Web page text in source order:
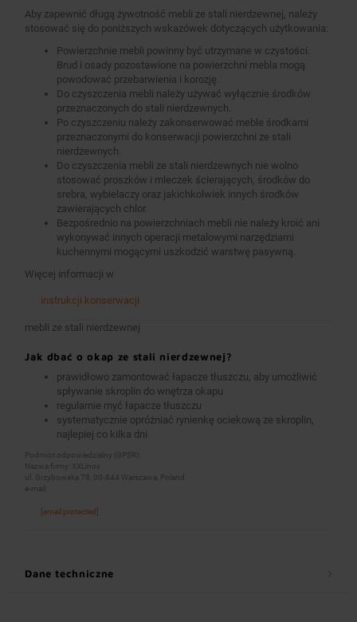
Aby zapewnić długą żywotność mebli ze stali nierdzewnej, należy
stosować się do poniższych wskazówek dotyczących użytkowania:
Powierzchnie mebli powinny być utrzymane w czystości.
Brud i osady pozostawione na powierzchni mebla mogą
powodować przebarwienia i korozję.
Do czyszczenia mebli należy używać wyłącznie środków
przeznaczonych do stali nierdzewnych.
Po czyszczeniu należy zakonserwować meble środkami
przeznaczonymi do konserwacji powierzchni ze stali
nierdzewnych.
Do czyszczenia mebli ze stali nierdzewnych nie wolno
stosować proszków i mleczek ścierających, środków do
srebra, wybielaczy oraz jakichkolwiek innych środków
zawierających chlor.
Bezpośrednio na powierzchniach mebli nie należy kroić ani
wykonywać innych operacji metalowymi narzędziami
kuchennymi mogącymi uszkodzić warstwę pasywną.
Więcej informacji w
instrukcji konserwacji
mebli ze stali nierdzewnej
Jak dbać o okap ze stali nierdzewnej?
prawidłowo zamontować łapacze tłuszczu, aby umożliwić
spływanie skroplin do wnętrza okapu
regularnie myć łapacze tłuszczu
systematycznie opróżniać rynienkę ociekową ze skroplin,
najlepiej co kilka dni
Podmiot odpowiedzialny (GPSR):
Nazwa firmy: XXLinox
ul. Grzybowska 78, 00-844 Warszawa, Poland
e-mail:
[email protected]
Dane techniczne